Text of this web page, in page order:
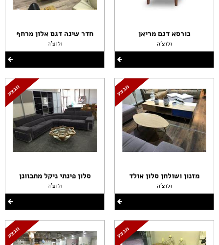
כורסא דגם מריאן
ולוצ'ה
מזנון ושולחן סלון אולד
ולוצ'ה
חדר שינה דגם אלון מרחף
ולוצ'ה
סלון פינתי ניקל מתכוונן
ולוצ'ה